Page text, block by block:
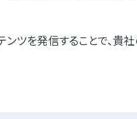
ツを発信することで、貴